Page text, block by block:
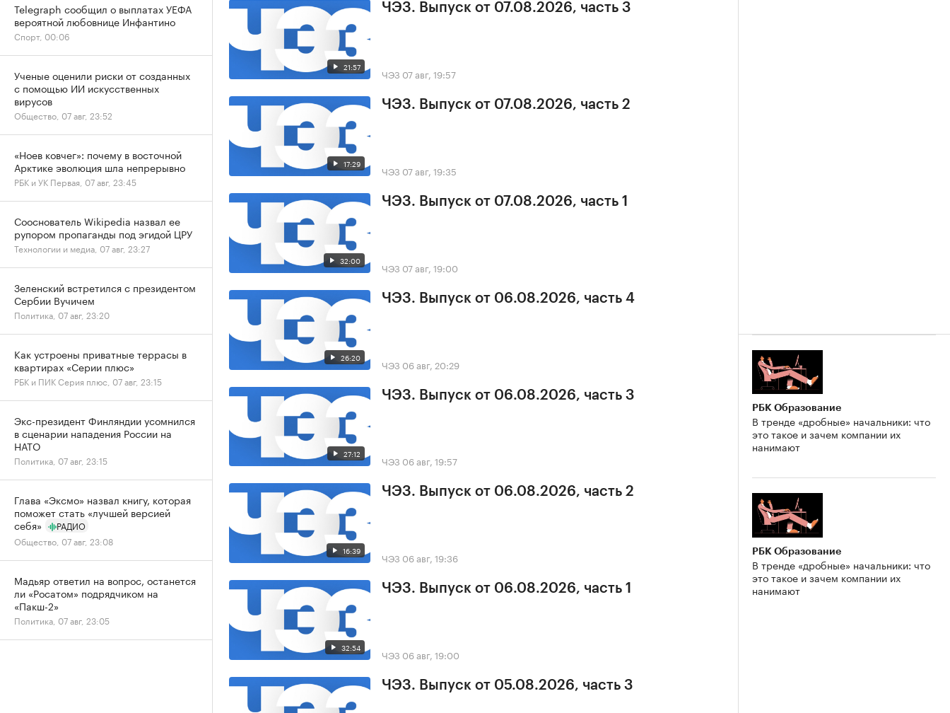
21:57
ЧЭЗ. Выпуск от 07.08.2026, часть 3
ЧЭЗ 07 авг, 19:57
17:29
ЧЭЗ. Выпуск от 07.08.2026, часть 2
ЧЭЗ 07 авг, 19:35
32:00
ЧЭЗ. Выпуск от 07.08.2026, часть 1
ЧЭЗ 07 авг, 19:00
26:20
ЧЭЗ. Выпуск от 06.08.2026, часть 4
ЧЭЗ 06 авг, 20:29
27:12
ЧЭЗ. Выпуск от 06.08.2026, часть 3
ЧЭЗ 06 авг, 19:57
16:39
ЧЭЗ. Выпуск от 06.08.2026, часть 2
ЧЭЗ 06 авг, 19:36
32:54
ЧЭЗ. Выпуск от 06.08.2026, часть 1
ЧЭЗ 06 авг, 19:00
ЧЭЗ. Выпуск от 05.08.2026, часть 3
РБК Образование
В тренде «дробные» начальники: что
это такое и зачем компании их
нанимают
РБК Образование
В тренде «дробные» начальники: что
это такое и зачем компании их
нанимают
Telegraph сообщил о выплатах УЕФА
вероятной любовнице Инфантино
Спорт, 00:06
Ученые оценили риски от созданных
с помощью ИИ искусственных
вирусов
Общество, 07 авг, 23:52
«Ноев ковчег»: почему в восточной
Арктике эволюция шла непрерывно
РБК и УК Первая, 07 авг, 23:45
Сооснователь Wikipedia назвал ее
рупором пропаганды под эгидой ЦРУ
Технологии и медиа, 07 авг, 23:27
Зеленский встретился с президентом
Сербии Вучичем
Политика, 07 авг, 23:20
Как устроены приватные террасы в
квартирах «Серии плюс»
РБК и ПИК Серия плюс, 07 авг, 23:15
Экс-президент Финляндии усомнился
в сценарии нападения России на
НАТО
Политика, 07 авг, 23:15
Глава «Эксмо» назвал книгу, которая
поможет стать «лучшей версией
себя»
РАДИО
Общество, 07 авг, 23:08
Мадьяр ответил на вопрос, останется
ли «Росатом» подрядчиком на
«Пакш-2»
Политика, 07 авг, 23:05